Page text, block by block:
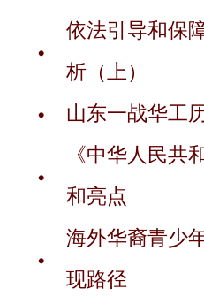
依法引导和保
析（上）
山东一战华工
《中华人民共
和亮点
海外华裔青少
现路径